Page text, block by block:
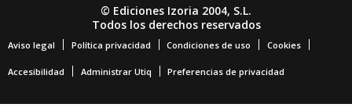
© Ediciones Izoria 2004, S.L.
Todos los derechos reservados
Aviso legal Política privacidad Condiciones de uso Cookies
Accesibilidad Administrar Utiq Preferencias de privacidad